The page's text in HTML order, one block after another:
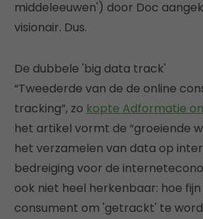
middeleeuwen') door Doc
visionair. Dus.
De dubbele 'big data track'
“Tweederde van de de online
tracking”, zo kopte Adformatie
het artikel vormt de “groeiende
het verzamelen van data op
bedreiging voor de
ook niet heel herkenbaar: hoe
consument om 'getrackt' te